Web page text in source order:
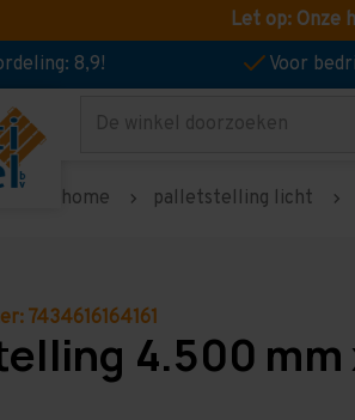
Let op: Onze
8,9!
Voor
Zoeken
home palletstelling licht
7434616164161
4.500 mm